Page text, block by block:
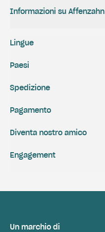
Informazioni su Affenzahn
Spedizione
Pagamento
Engagement
Diventa nostro amico
Lingue
Paesi
Un marchio di